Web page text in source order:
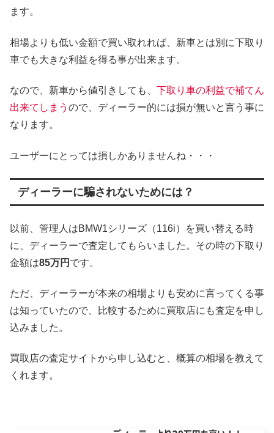
ます。
相場よりも低い金額で買い取れれば、新車とは別に下取り
車でも大きな利益を得る事が出来ます。
なので、新車から値引きしても、 下取り車の利益で補てん
出来てしまう ので、ディーラー的には損が無いと言う事に
なります。
ユーザーにとっては損しかありませんね・・・
ディーラーに騙されないためには？
以前、管理人はBMW1シリーズ（116i）を買い替える時
に、ディーラーで査定してもらいました。その時の下取り
金額は85万円 です。
ただ、ディーラーが本来の相場よりも安めに言ってくる事
は知っていたので、比較するために買取店にも査定を申し
込みました。
買取店の査定サイトから申し込むと、概算の相場を教えて
くれます。